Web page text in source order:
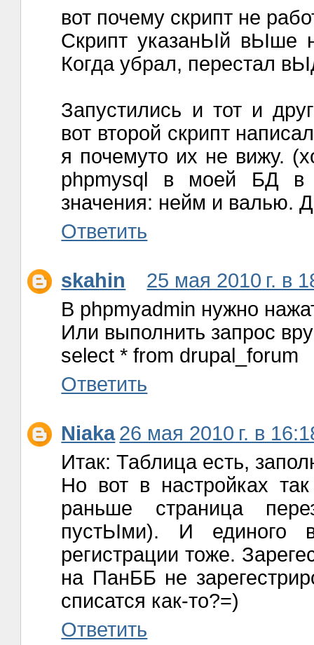
вот почему скрипт не
Скрипт указанЬІй вЬІше
Когда убрал, перестал
Запустились и тот и
вот второй скрипт
я почемуто их не вижу.
phpmysql в моей БД в
значения: нейм и валью.
Ответить
skahin
25 мая 2010 г. в
В phpmyadmin нужно
Или выполнить запрос
select * from drupal_forum
Ответить
Niaka 26 мая 2010 г. в
Итак: Таблица есть,
Но вот в настройках
раньше страница
пустЬІми). И
регистрации тоже.
на ПанББ не
списатся как-то?=)
Ответить